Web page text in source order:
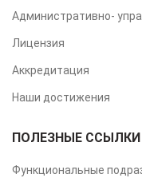
Административно-
Лицензия
Аккредитация
Наши достижения
ПОЛЕЗНЫЕ ССЫЛКИ
Функциональные